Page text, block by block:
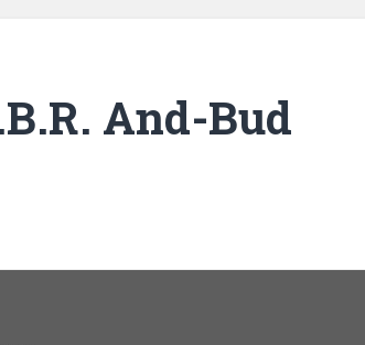
And-Bud